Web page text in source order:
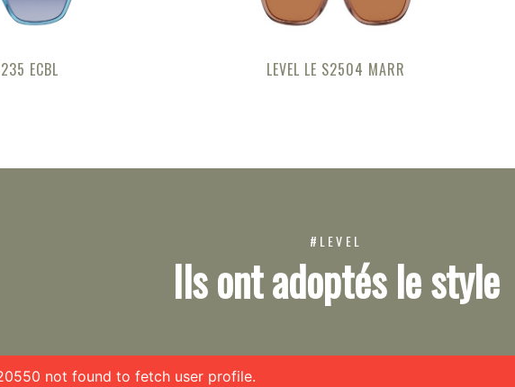
ECBL LEVEL LE S2504 MARR
#LEVEL
Ils ont adoptés le style
not found to fetch user profile.